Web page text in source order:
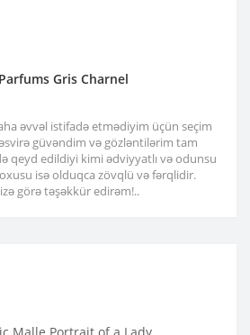
Gris Charnel
əvvəl istifadə etmədiyim üçün seçim
güvəndim və gözləntilərim tam
qeyd edildiyi kimi ədviyyatlı və odunsu
isə olduqca zövqlü və fərqlidir.
görə təşəkkür edirəm!..